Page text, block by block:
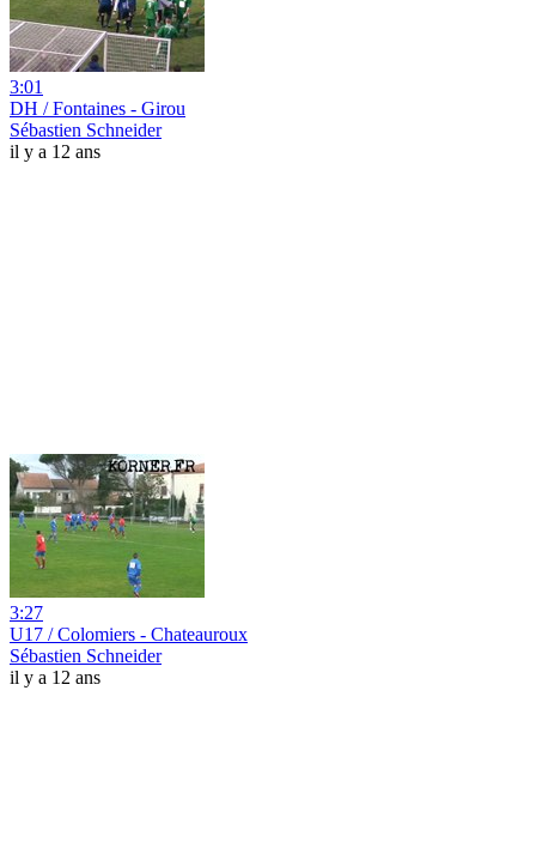
3:01
DH / Fontaines - Girou
Sébastien Schneider
il y a 12 ans
3:27
U17 / Colomiers - Chateauroux
Sébastien Schneider
il y a 12 ans